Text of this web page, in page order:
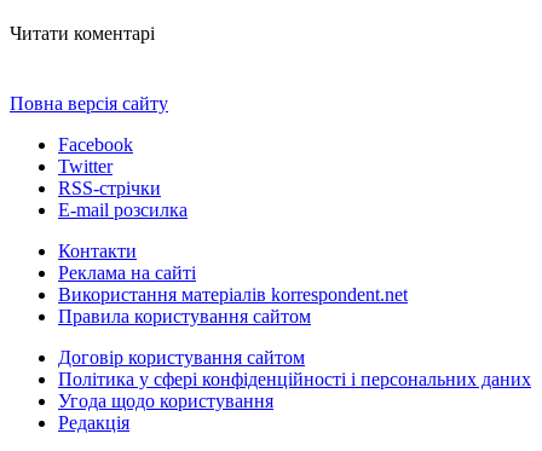
Читати коментарі
Повна версія сайту
Facebook
Twitter
RSS-стрічки
E-mail розсилка
Контакти
Реклама на сайті
Використання матеріалів korrespondent.net
Правила користування сайтом
Договір користування сайтом
Політика у сфері конфіденційності і персональних даних
Угода щодо користування
Редакція